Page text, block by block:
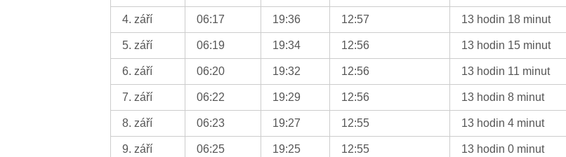
4. září 06:17 19:36 12:57 13 hodin 18 minut
5. září 06:19 19:34 12:56 13 hodin 15 minut
6. září 06:20 19:32 12:56 13 hodin 11 minut
7. září 06:22 19:29 12:56 13 hodin 8 minut
8. září 06:23 19:27 12:55 13 hodin 4 minut
9. září 06:25 19:25 12:55 13 hodin 0 minut